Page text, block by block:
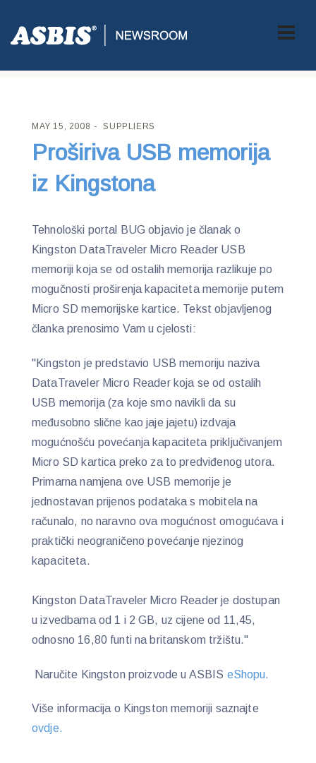
ASBIS CROATIA> SUPPLIERS> PROŠIRIVA USB MEMORIJA IZ
MAY 15, 2008 SUPPLIERS
Proširiva USB memorija
iz Kingstona
Tehnološki portal BUG objavio je članak o
Kingston DataTraveler Micro Reader USB
memoriji koja se od ostalih memorija razlikuje po
mogučnosti proširenja kapaciteta memorije putem
Micro SD memorijske kartice. Tekst objavljenog
članka prenosimo Vam u cjelosti:
"Kingston je predstavio USB memoriju naziva
DataTraveler Micro Reader koja se od ostalih
USB memorija (za koje smo navikli da su
međusobno slične kao jaje jajetu) izdvaja
mogućnošću povećanja kapaciteta priključivanjem
Micro SD kartica preko za to predviđenog utora.
Primarna namjena ove USB memorije je
jednostavan prijenos podataka s mobitela na
računalo, no naravno ova mogućnost omogućava i
praktički neograničeno povećanje njezinog
kapaciteta.
Kingston DataTraveler Micro Reader je dostupan
u izvedbama od 1 i 2 GB, uz cijene od 11,45,
odnosno 16,80 funti na britanskom tržištu."
Naručite Kingston proizvode u ASBIS eShopu.
Više informacija o Kingston memoriji saznajte
ovdje.